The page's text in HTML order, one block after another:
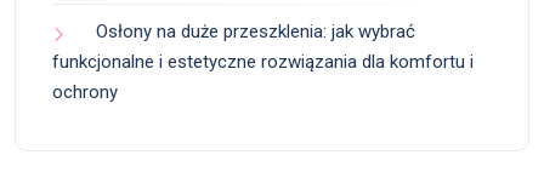
Osłony na duże przeszklenia: jak wybrać
funkcjonalne i estetyczne rozwiązania dla komfortu i
ochrony